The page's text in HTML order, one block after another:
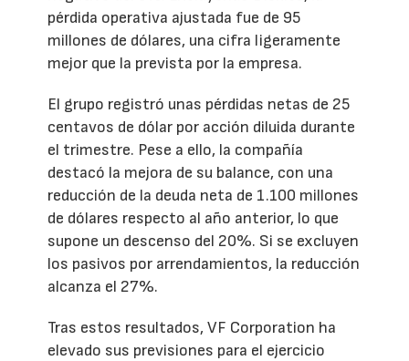
pérdida operativa ajustada fue de 95
millones de dólares, una cifra ligeramente
mejor que la prevista por la empresa.
El grupo registró unas pérdidas netas de 25
centavos de dólar por acción diluida durante
el trimestre. Pese a ello, la compañía
destacó la mejora de su balance, con una
reducción de la deuda neta de 1.100 millones
de dólares respecto al año anterior, lo que
supone un descenso del 20%. Si se excluyen
los pasivos por arrendamientos, la reducción
alcanza el 27%.
Tras estos resultados, VF Corporation ha
elevado sus previsiones para el ejercicio